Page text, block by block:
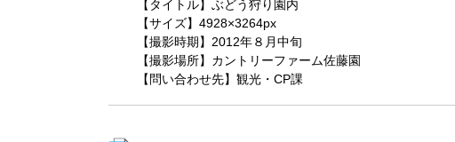
【タイトル】ぶどう狩り園内
【サイズ】4928×3264px
【撮影時期】2012年８月中旬
【撮影場所】カントリーファーム佐藤園
【問い合わせ先】観光・CP課